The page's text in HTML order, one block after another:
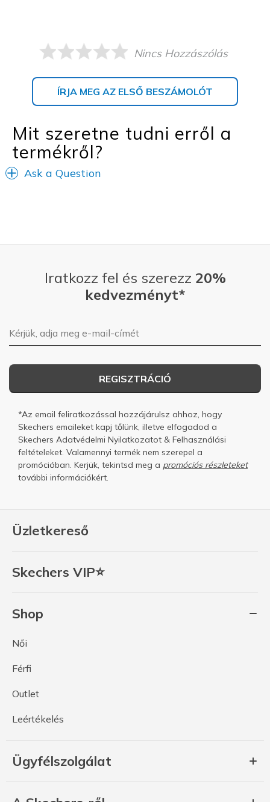
Nincs Hozzászólás
ÍRJA MEG AZ ELSŐ BESZÁMOLÓT
Mit szeretne tudni erről a
termékről?
Ask a Question
Üzletkereső
Skechers VIP⭐
Shop
Női
Férfi
Outlet
Leértékelés
Ügyfélszolgálat
Iratkozz fel és szerezz 20%
kedvezményt*
E-mail-cím
REGISZTRÁCIÓ
*Az email feliratkozással hozzájárulsz ahhoz, hogy
Skechers emaileket kapj tőlünk, illetve elfogadod a
Skechers Adatvédelmi Nyilatkozatot & Felhasználási
feltételeket. Valamennyi termék nem szerepel a
promócióban. Kerjük, tekintsd meg a promóciós részleteket
további információkért.